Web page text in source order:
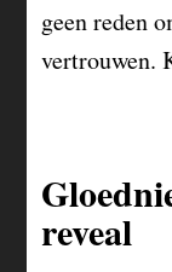
geen reden
vertrouwen.
reveal